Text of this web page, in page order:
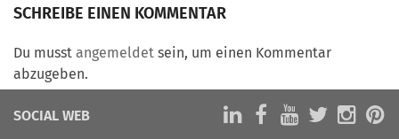
Marketing Pioniere
MarketingFrauen
Münchner Marketingpreis
Mentoring
SCHREIBE EINEN KOMMENTAR
Du musst angemeldet sein, um einen Kommentar
abzugeben.
SOCIAL WEB